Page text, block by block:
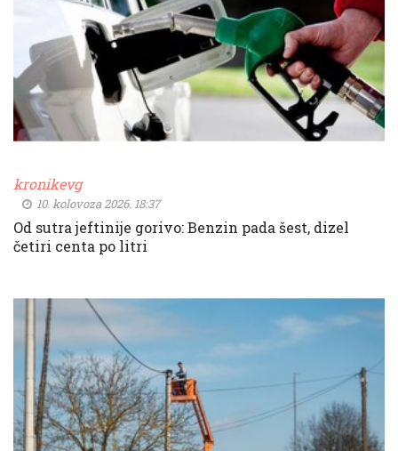
kronikevg
10. kolovoza 2026. 18:37
Od sutra jeftinije gorivo: Benzin pada šest, dizel
četiri centa po litri